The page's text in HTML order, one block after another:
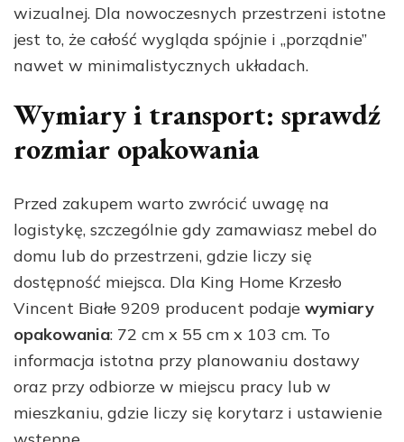
wizualnej. Dla nowoczesnych przestrzeni istotne
jest to, że całość wygląda spójnie i „porządnie”
nawet w minimalistycznych układach.
Wymiary i transport: sprawdź
rozmiar opakowania
Przed zakupem warto zwrócić uwagę na
logistykę, szczególnie gdy zamawiasz mebel do
domu lub do przestrzeni, gdzie liczy się
dostępność miejsca. Dla King Home Krzesło
Vincent Białe 9209 producent podaje wymiary
opakowania: 72 cm x 55 cm x 103 cm. To
informacja istotna przy planowaniu dostawy
oraz przy odbiorze w miejscu pracy lub w
mieszkaniu, gdzie liczy się korytarz i ustawienie